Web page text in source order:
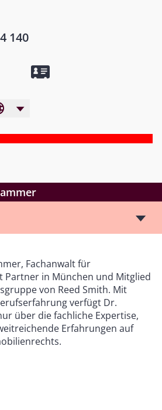
140
Fachanwalt für
Partner in München und Mitglied
von Reed Smith. Mit
verfügt Dr.
über die fachliche Expertise,
Erfahrungen auf